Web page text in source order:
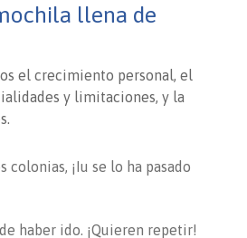
llena de
el crecimiento personal, el
y limitaciones, y la
colonias, ¡Iu se lo ha pasado
haber ido. ¡Quieren repetir!